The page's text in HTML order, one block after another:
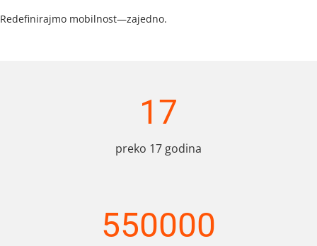
Redefinirajmo mobilnost—zajedno.
17
preko 17 godina
550000